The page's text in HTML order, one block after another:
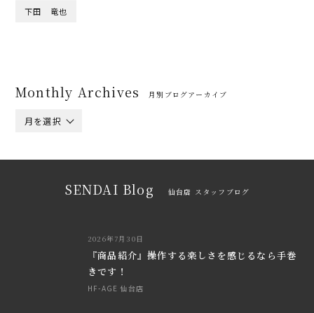
下田 竜也
Monthly Archives 月別ブログアーカイブ
月を選択
SENDAI Blog 仙台店 スタッフブログ
2026年7月30日
『商品紹介』操作する楽しさを感じるなら手巻
きです！
HF-AGE 仙台店